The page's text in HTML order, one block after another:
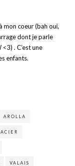
mon coeur (bah oui,
dont je parle
. C’est une
enfants.
AROLLA
VALAIS